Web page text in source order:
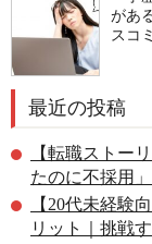
があ
スコ
最近の投稿
【転職ストー
たのに不採用
【20代未経験
リット｜挑戦